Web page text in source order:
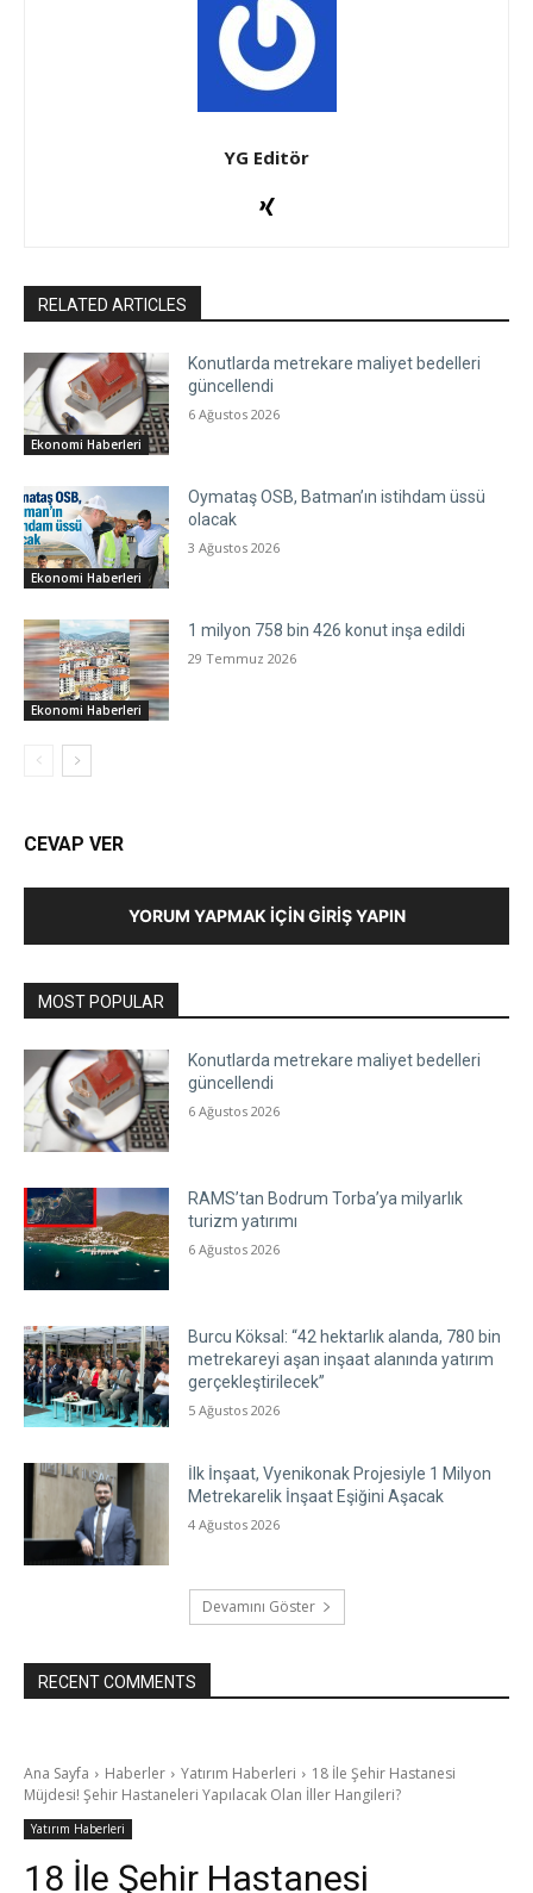
YG Editör
RELATED ARTICLES
Ekonomi Haberleri
Konutlarda metrekare maliyet bedelleri
güncellendi
6 Ağustos 2026
Ekonomi Haberleri
Oymataş OSB, Batman’ın istihdam üssü
olacak
3 Ağustos 2026
Ekonomi Haberleri
1 milyon 758 bin 426 konut inşa edildi
29 Temmuz 2026
CEVAP VER
YORUM YAPMAK İÇIN GIRIŞ YAPIN
MOST POPULAR
Konutlarda metrekare maliyet bedelleri
güncellendi
6 Ağustos 2026
RAMS’tan Bodrum Torba’ya milyarlık
turizm yatırımı
6 Ağustos 2026
Burcu Köksal: “42 hektarlık alanda, 780 bin
metrekareyi aşan inşaat alanında yatırım
gerçekleştirilecek”
5 Ağustos 2026
İlk İnşaat, Vyenikonak Projesiyle 1 Milyon
Metrekarelik İnşaat Eşiğini Aşacak
4 Ağustos 2026
Devamını Göster
RECENT COMMENTS